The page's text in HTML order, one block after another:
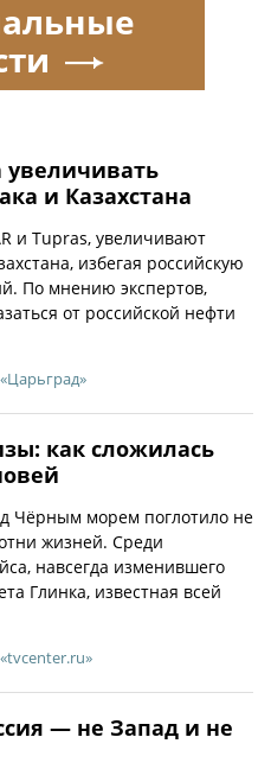
увеличивать
и Казахстана
и Tupras, увеличивают
избегая российскую
По мнению экспертов,
от российской нефти
как сложилась
Чёрным морем поглотило не
жизней. Среди
навсегда изменившего
Глинка, известная всей
— не Запад и не